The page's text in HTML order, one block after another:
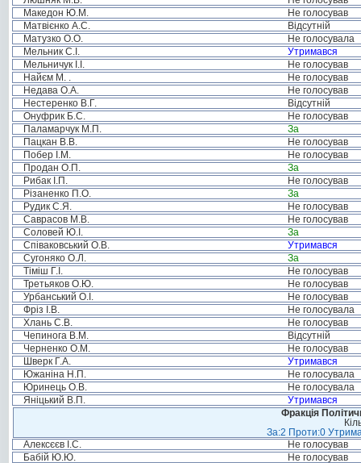
Македон Ю.М.
Не голосував
Матвієнко А.С.
Відсутній
Матузко О.О.
Не голосувала
Мельник С.І.
Утримався
Мельничук І.І.
Не голосував
Найєм М. .
Не голосував
Недава О.А.
Не голосував
Нестеренко В.Г.
Відсутній
Онуфрик Б.С.
Не голосував
Паламарчук М.П.
За
Пацкан В.В.
Не голосував
Побер І.М.
Не голосував
Продан О.П.
За
Рибак І.П.
Не голосував
Різаненко П.О.
За
Рудик С.Я.
Не голосував
Саврасов М.В.
Не голосував
Соловей Ю.І.
За
Співаковський О.В.
Утримався
Сугоняко О.Л.
За
Тіміш Г.І.
Не голосував
Третьяков О.Ю.
Не голосував
Урбанський О.І.
Не голосував
Фріз І.В.
Не голосувала
Хлань С.В.
Не голосував
Чепинога В.М.
Відсутній
Черненко О.М.
Не голосував
Шверк Г.А.
Утримався
Южаніна Н.П.
Не голосувала
Юринець О.В.
Не голосувала
Яніцький В.П.
Утримався
Фракція
За:2 Проти:0
Алексєєв І.С.
Не голосував
Бабій Ю.Ю.
Не голосував